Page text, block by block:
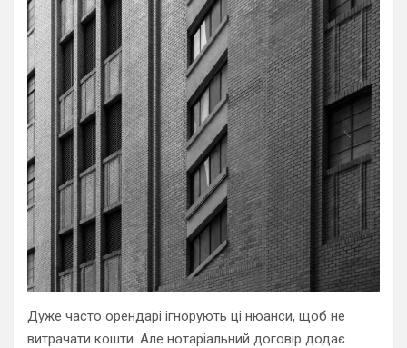
Дуже часто орендарі ігнорують ці нюанси, щоб не
витрачати кошти. Але нотаріальний договір додає